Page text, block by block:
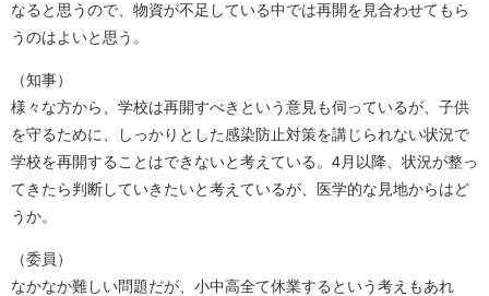
なると思うので、物資が不足している中では再開を見合わせてもら
うのはよいと思う。
（知事）
様々な方から、学校は再開すべきという意見も伺っているが、子供
を守るために、しっかりとした感染防止対策を講じられない状況で
学校を再開することはできないと考えている。4月以降、状況が整っ
てきたら判断していきたいと考えているが、医学的な見地からはど
うか。
（委員）
なかなか難しい問題だが、小中高全て休業するという考えもあれ